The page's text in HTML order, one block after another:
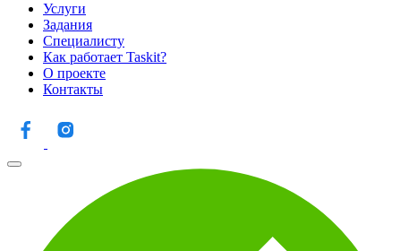
Услуги
Задания
Специалисту
Как работает Taskit?
О проекте
Контакты